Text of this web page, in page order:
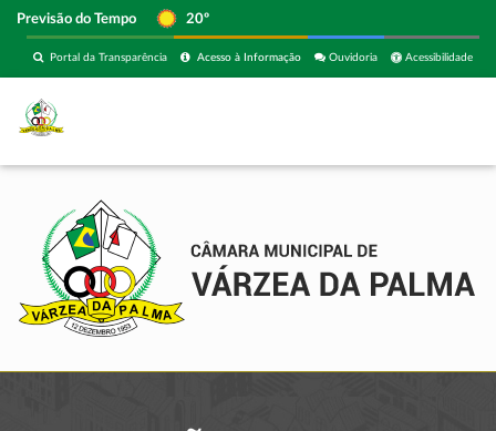
Previsão do Tempo 20º
Acessibilidade
Ouvidoria
Acesso à Informação
Portal da Transparência